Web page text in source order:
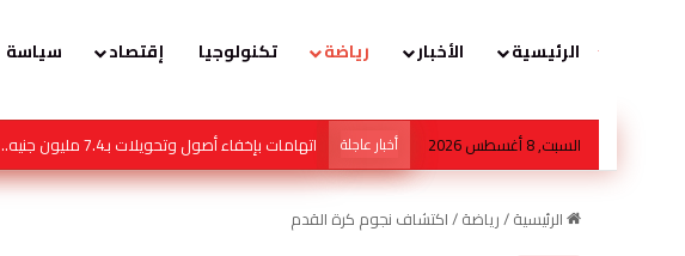
الرئيسية الأخبار رياضة تكنولوجيا إقتصاد سياسة
السبت, 8 أغسطس 2026 أخبار عاجلة محمد صالح هشلان… عندما تصبح النصيحة محتوى
الرئيسية/رياضة/اكتشاف نجوم كرة القدم